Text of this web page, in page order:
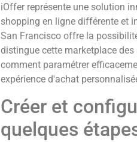
iOffer représente une solution
shopping en ligne différente et
San Francisco offre la
distingue cette marketplace
comment paramétrer
expérience d'achat
Créer et
quelques